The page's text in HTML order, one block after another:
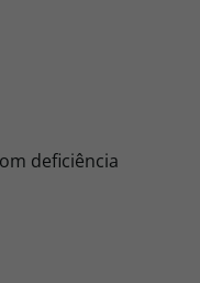
deficiência